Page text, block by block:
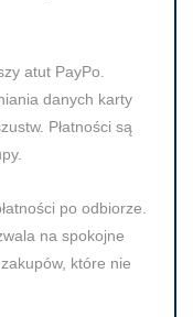
atut PayPo.
danych karty
Płatności są
po odbiorze.
na spokojne
które nie